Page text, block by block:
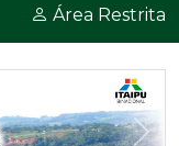
Área Restrita